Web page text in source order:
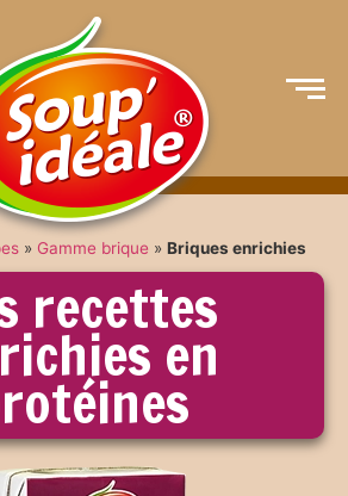
» Gamme brique » Briques enrichies
recettes
en